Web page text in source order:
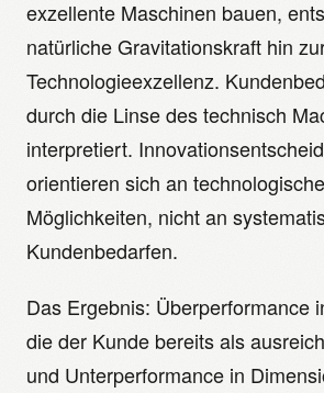
exzellente Maschinen bauen,
natürliche Gravitationskraft hin
Technologieexzellenz.
durch die Linse des technisch
interpretiert.
orientieren sich an
Möglichkeiten, nicht an
Kundenbedarfen.
Das Ergebnis: Überperformance
die der Kunde bereits als
und Unterperformance in